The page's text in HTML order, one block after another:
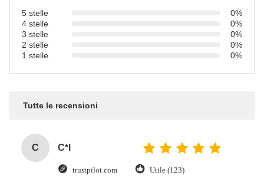
5 stelle
0%
4 stelle
0%
3 stelle
0%
2 stelle
0%
1 stelle
0%
Tutte le recensioni
C C*l
trustpilot.com Utile (123)